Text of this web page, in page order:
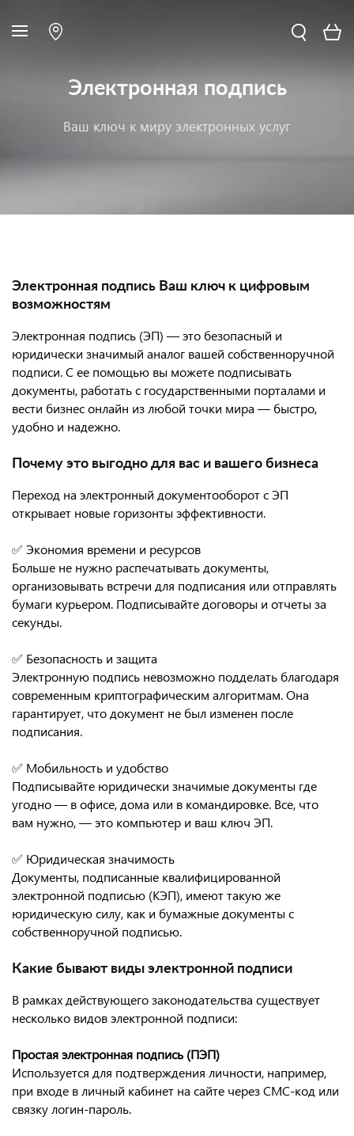
Электронная подпись
Ваш ключ к миру электронных услуг
Электронная подпись Ваш ключ к цифровым
возможностям
Электронная подпись (ЭП) — это безопасный и
юридически значимый аналог вашей собственноручной
подписи. С ее помощью вы можете подписывать
документы, работать с государственными порталами и
вести бизнес онлайн из любой точки мира — быстро,
удобно и надежно.
Почему это выгодно для вас и вашего бизнеса
Переход на электронный документооборот с ЭП
открывает новые горизонты эффективности.
✅ Экономия времени и ресурсов
Больше не нужно распечатывать документы,
организовывать встречи для подписания или отправлять
бумаги курьером. Подписывайте договоры и отчеты за
секунды.
✅ Безопасность и защита
Электронную подпись невозможно подделать благодаря
современным криптографическим алгоритмам. Она
гарантирует, что документ не был изменен после
подписания.
✅ Мобильность и удобство
Подписывайте юридически значимые документы где
угодно — в офисе, дома или в командировке. Все, что
вам нужно, — это компьютер и ваш ключ ЭП.
✅ Юридическая значимость
Документы, подписанные квалифицированной
электронной подписью (КЭП), имеют такую же
юридическую силу, как и бумажные документы с
собственноручной подписью.
Какие бывают виды электронной подписи
В рамках действующего законодательства существует
несколько видов электронной подписи:
Простая электронная подпись (ПЭП)
Используется для подтверждения личности, например,
при входе в личный кабинет на сайте через СМС-код или
связку логин-пароль.